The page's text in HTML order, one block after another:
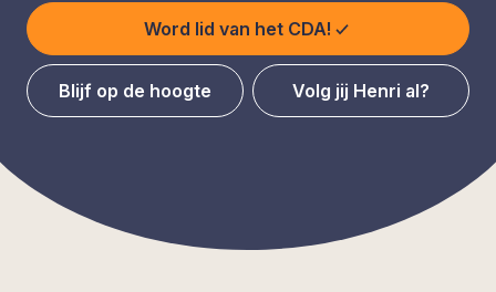
Word lid van het CDA!
Blijf op de hoogte Volg jij Henri al?